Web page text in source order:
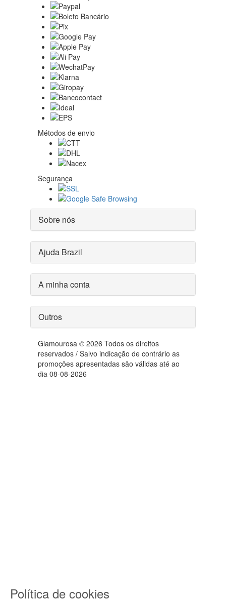
Métodos de envio
Segurança
Sobre nós
Ajuda Brazil
A minha conta
Outros
Glamourosa © 2026 Todos os direitos
reservados / Salvo indicação de contrário as
promoções apresentadas são válidas até ao
dia 08-08-2026
Política de cookies